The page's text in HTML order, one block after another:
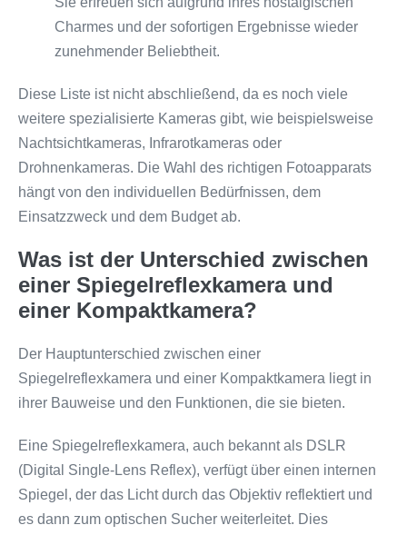
Charmes und der sofortigen Ergebnisse wieder
zunehmender Beliebtheit.
Diese Liste ist nicht abschließend, da es noch viele
weitere spezialisierte Kameras gibt, wie beispielsweise
Nachtsichtkameras, Infrarotkameras oder
Drohnenkameras. Die Wahl des richtigen Fotoapparats
hängt von den individuellen Bedürfnissen, dem
Einsatzzweck und dem Budget ab.
Was ist der Unterschied zwischen
einer Spiegelreflexkamera und
einer Kompaktkamera?
Der Hauptunterschied zwischen einer
Spiegelreflexkamera und einer Kompaktkamera liegt in
ihrer Bauweise und den Funktionen, die sie bieten.
Eine Spiegelreflexkamera, auch bekannt als DSLR
(Digital Single-Lens Reflex), verfügt über einen internen
Spiegel, der das Licht durch das Objektiv reflektiert und
es dann zum optischen Sucher weiterleitet. Dies